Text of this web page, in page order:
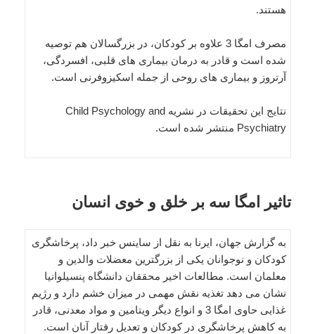
هستند.
مصرف امگا 3 علاوه بر کودکان، در بزرگسالان هم توصیه
شده است و قادر به درمان بیماری های قلبی، افسردگی،
آرتروز و بیماری های روحی از جمله اسکیزوفرنی است.
نتایج این تحقیقات در نشریه Child Psychology and
Psychiatry منتشر شده است.
تاثیر امگا سه بر خلق و خوی انسان
به گزارش جهان، ایرنا به نقل از ساینس خبر داد، پرخاشگری
کودکان و نوجوانان یکی از بزرگترین معضلات والدین و
معلمان است. مطالعات اخیر محققان دانشگاه پنسیلوانیا
نشان می دهد تغذیه نقش مهمی در میزان خشم دارد و رژیم
غذایی حاوی امگا 3 و انواع دیگر ویتامین و مواد معدنی، قادر
به کاهش پرخاشگری در کودکان و تعدیل رفتار آنان است.